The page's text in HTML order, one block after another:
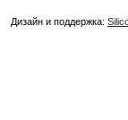
Дизайн и поддержка: